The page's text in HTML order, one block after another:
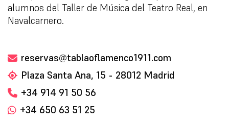
alumnos del Taller de Música del Teatro Real, en
Navalcarnero.
reservas@tablaoflamenco1911.com
Plaza Santa Ana, 15 - 28012 Madrid
+34 914 91 50 56
+34 650 63 51 25